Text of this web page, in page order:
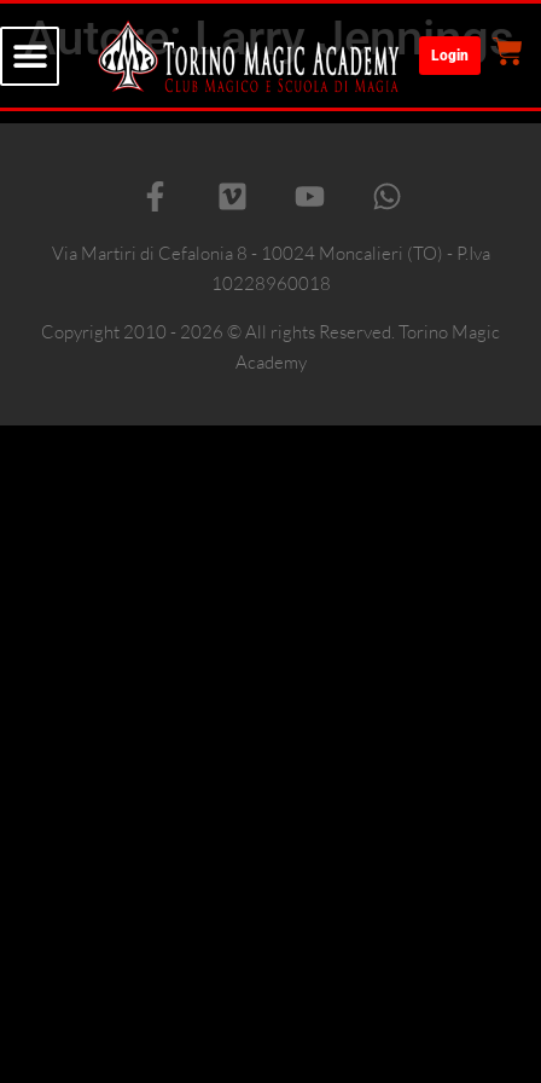
Login
Autore:Larry Jennings
Via Martiri di Cefalonia 8 - 10024 Moncalieri (TO) - P.Iva
10228960018
Copyright 2010 - 2026 © All rights Reserved. Torino Magic
Academy